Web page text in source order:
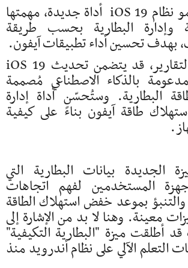
يترقب مستخدمو نظام iOS 19 أداة جديدة، مهمتها
وإدارة البطارية بحسب طريقة
بهدف تحسين أداء تطبيقات آيفون.
ووفقًا لأحدث التقارير، قد يتضمن تحديث iOS 19
بالذكاء الاصطناعي مُصممة
البطارية. وستُحسّن أداة إدارة
طاقة آيفون بناءً على كيفية
الجديدة بيانات البطارية التي
المستخدمين لفهم اتجاهات
والتنبؤ بموعد خفض استهلاك الطاقة
معينة. وهنا لا بد من الإشارة إلى
أطلقت ميزة "البطارية التكيفية"
التعلم الآلي على نظام أندرويد منذ